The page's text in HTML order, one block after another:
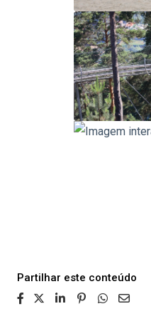
Partilhar